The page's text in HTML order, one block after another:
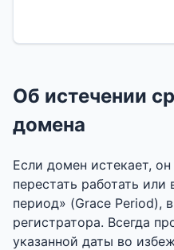
Об истечении
домена
Если домен истекает,
перестать работать или
период» (Grace Period),
регистратора. Всегда
указанной даты во